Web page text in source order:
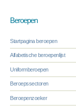
Beroepen
Startpagina beroepen
Alfabetische beroepenlijst
Uniformberoepen
Beroepssectoren
Beroepenzoeker